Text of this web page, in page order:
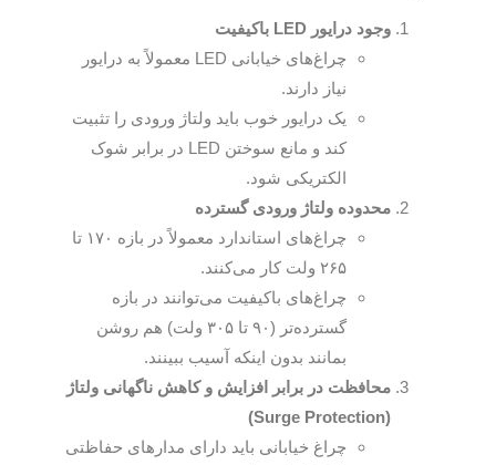
وجود درایور
باکیفیت
چراغ‌های خیابانی LED معمولاً به درایور
نیاز دارند.
یک درایور خوب باید ولتاژ ورودی را تثبیت
کند و مانع سوختن LED در برابر شوک
الکتریکی شود.
محدوده ولتاژ ورودی گسترده
چراغ‌های استاندارد معمولاً در بازه ۱۷۰ تا
۲۶۵ ولت کار می‌کنند.
چراغ‌های باکیفیت می‌توانند در بازه
گسترده‌تر (۹۰ تا ۳۰۵ ولت) هم روشن
بمانند بدون اینکه آسیب ببینند.
محافظت در برابر افزایش و کاهش ناگهانی ولتاژ
(Surge Protection)
چراغ خیابانی باید دارای مدارهای حفاظتی